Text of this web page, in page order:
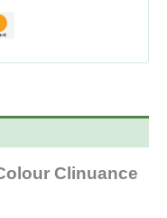
Clinuance